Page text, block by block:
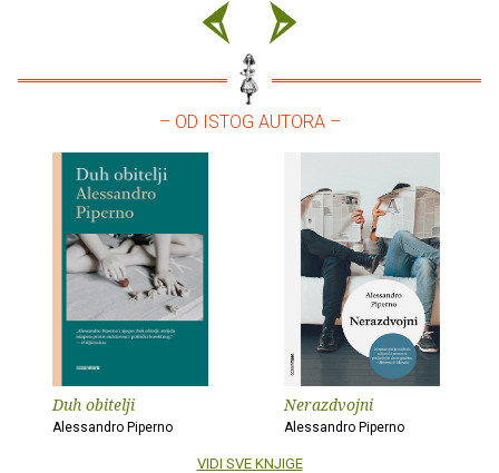
– OD ISTOG AUTORA –
Duh obitelji
Alessandro Piperno
Nerazdvojni
Alessandro Piperno
VIDI SVE KNJIGE